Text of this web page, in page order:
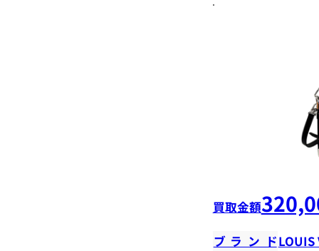
買取金額
ブランドLOUIS